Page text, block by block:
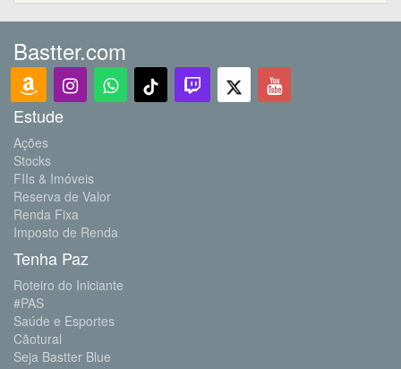
Bastter.com
Estude
Ações
Stocks
FIIs & Imóveis
Reserva de Valor
Renda Fixa
Imposto de Renda
Tenha Paz
Roteiro do Iniciante
#PAS
Saúde e Esportes
Cãotural
Seja Bastter Blue